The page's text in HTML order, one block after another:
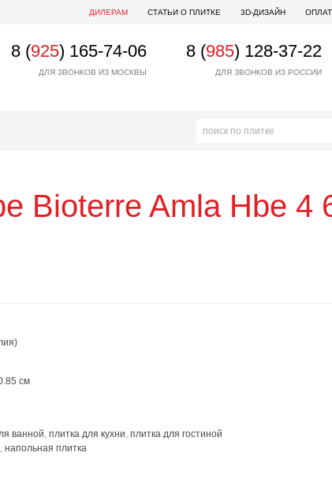
ДИЛЕРАМ СТАТЬИ О ПЛИТКЕ 3D-ДИЗАЙН
8 (925) 165-74-06
ДЛЯ ЗВОНКОВ ИЗ МОСКВЫ
8 (985) 128-37-22
ДЛЯ ЗВОНКОВ ИЗ РОССИИ
Bioterre Amla Hbe 4
см
ванной, плитка для кухни, плитка для гостиной
, напольная плитка